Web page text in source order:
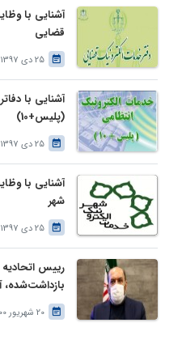
آشنایی با
قضایی
25 دی 1397
آشنایی با
(پلیس+10)
25 دی 1397
آشنایی با
شهر
25 دی 1397
رییس اتحادیه
بازداشت‌شده،
20 شهریور 1400